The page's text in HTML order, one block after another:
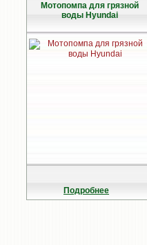
Мотопомпа для грязной
воды Hyundai
Подробнее